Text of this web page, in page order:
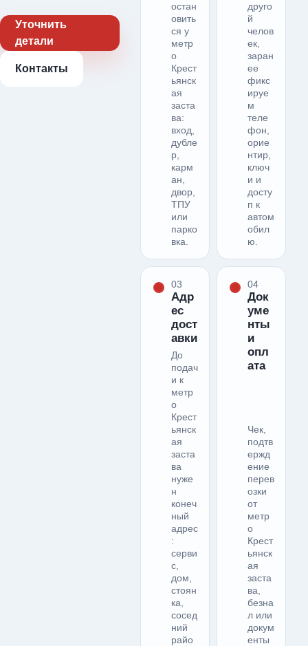
Уточнить
детали
Контакты
остан
овить
ся у
метр
о
Крест
ьянск
ая
заста
ва:
вход,
дубле
р,
карм
ан,
двор,
ТПУ
или
парко
вка.
друго
й
челов
ек,
заран
ее
фикс
ируе
м
теле
фон,
орие
нтир,
ключ
и и
досту
п к
автом
обил
ю.
03
Адр
ес
дост
авки
До
подач
и к
метр
о
Крест
ьянск
ая
заста
ва
нуже
н
конеч
ный
адрес
:
серви
с,
дом,
стоян
ка,
сосед
ний
райо
04
Док
уме
нты
и
опл
ата
Чек,
подтв
ержд
ение
перев
озки
от
метр
о
Крест
ьянск
ая
заста
ва,
безна
л или
докум
енты